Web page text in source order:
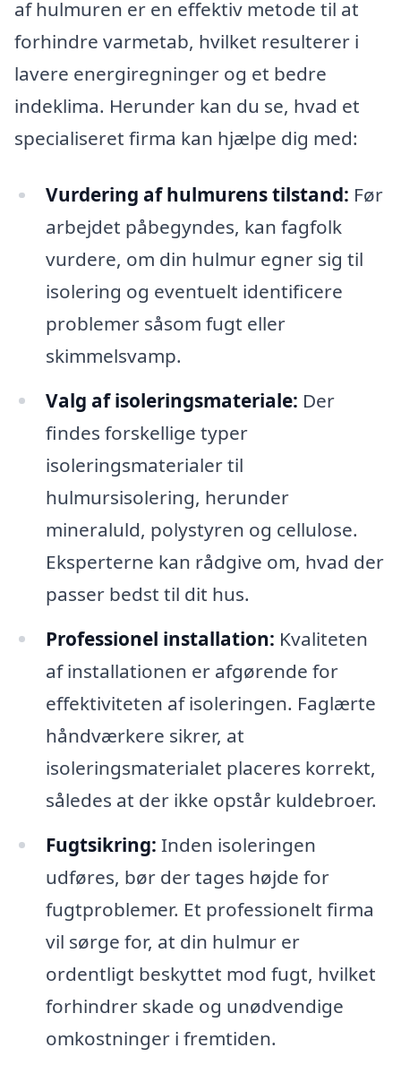
af hulmuren er en effektiv metode til at
forhindre varmetab, hvilket resulterer i
lavere energiregninger og et bedre
indeklima. Herunder kan du se, hvad et
specialiseret firma kan hjælpe dig med:
Vurdering af hulmurens tilstand: Før
arbejdet påbegyndes, kan fagfolk
vurdere, om din hulmur egner sig til
isolering og eventuelt identificere
problemer såsom fugt eller
skimmelsvamp.
Valg af isoleringsmateriale: Der
findes forskellige typer
isoleringsmaterialer til
hulmursisolering, herunder
mineraluld, polystyren og cellulose.
Eksperterne kan rådgive om, hvad der
passer bedst til dit hus.
Professionel installation: Kvaliteten
af installationen er afgørende for
effektiviteten af isoleringen. Faglærte
håndværkere sikrer, at
isoleringsmaterialet placeres korrekt,
således at der ikke opstår kuldebroer.
Fugtsikring: Inden isoleringen
udføres, bør der tages højde for
fugtproblemer. Et professionelt firma
vil sørge for, at din hulmur er
ordentligt beskyttet mod fugt, hvilket
forhindrer skade og unødvendige
omkostninger i fremtiden.